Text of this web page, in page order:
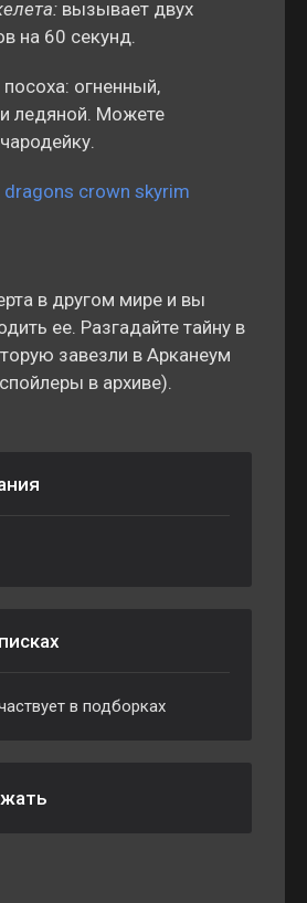
вызывает двух
на 60 секунд.
огненный,
ледяной. Можете
в другом мире и вы
ее. Разгадайте тайну в
завезли в Арканеум
в архиве).
в подборках